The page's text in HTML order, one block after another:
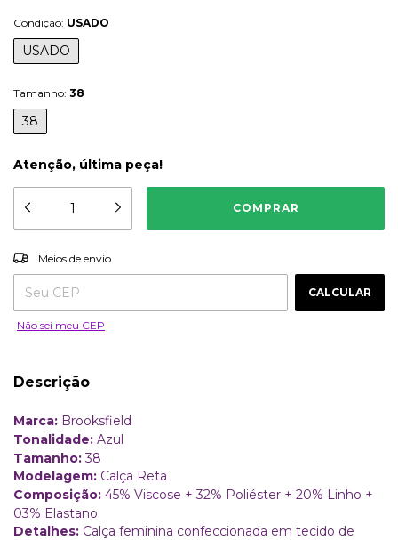
Condição: USADO
USADO
Tamanho: 38
38
Atenção, última peça!
Entregas para o CEP:
Meios de envio
CALCULAR
Não sei meu CEP
Descrição
Marca: Brooksfield
Tonalidade: Azul
Tamanho:38
Modelagem: Calça Reta
Composição: 45% Viscose + 32% Poliéster + 20% Linho +
03% Elastano
Detalhes: Calça feminina confeccionada em tecido de